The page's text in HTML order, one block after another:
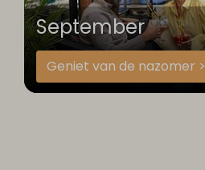
September
Geniet van de nazomer >